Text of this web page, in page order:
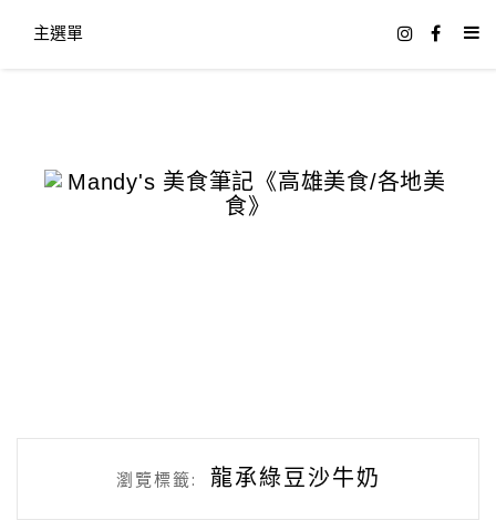
主選單
瀏覽標籤: 龍承綠豆沙牛奶